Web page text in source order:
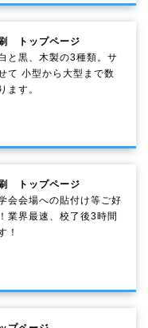
トップページ
と黒、木製の3種類。サ
て 小型から大型まで数
ます。
トップページ
会会場への貼付け等ご好
業界最速、校了後3時間
！